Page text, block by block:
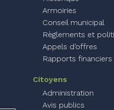
Armoiries
Conseil municipal
Règlements et
Appels d’offres
Rapports financiers
Citoyens
Administration
Avis publics